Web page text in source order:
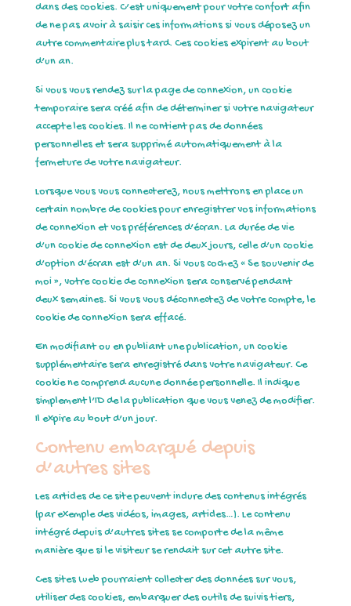
dans des cookies. C’est uniquement pour votre confort afin
de ne pas avoir à saisir ces informations si vous déposez un
autre commentaire plus tard. Ces cookies expirent au bout
d’un an.
Si vous vous rendez sur la page de connexion, un cookie
temporaire sera créé afin de déterminer si votre navigateur
accepte les cookies. Il ne contient pas de données
personnelles et sera supprimé automatiquement à la
fermeture de votre navigateur.
Lorsque vous vous connecterez, nous mettrons en place un
certain nombre de cookies pour enregistrer vos informations
de connexion et vos préférences d’écran. La durée de vie
d’un cookie de connexion est de deux jours, celle d’un cookie
d’option d’écran est d’un an. Si vous cochez « Se souvenir de
moi », votre cookie de connexion sera conservé pendant
deux semaines. Si vous vous déconnectez de votre compte, le
cookie de connexion sera effacé.
En modifiant ou en publiant une publication, un cookie
supplémentaire sera enregistré dans votre navigateur. Ce
cookie ne comprend aucune donnée personnelle. Il indique
simplement l’ID de la publication que vous venez de modifier.
Il expire au bout d’un jour.
Contenu embarqué depuis
d’autres sites
Les articles de ce site peuvent inclure des contenus intégrés
(par exemple des vidéos, images, articles…). Le contenu
intégré depuis d’autres sites se comporte de la même
manière que si le visiteur se rendait sur cet autre site.
Ces sites web pourraient collecter des données sur vous,
utiliser des cookies, embarquer des outils de suivis tiers,